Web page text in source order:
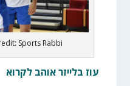
Sports Rabbi
עוז בלייזר אוהב לקרוא